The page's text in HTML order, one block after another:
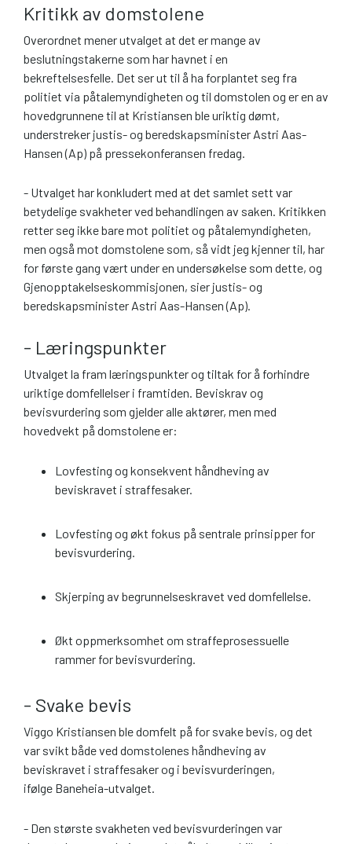
Kritikk av domstolene
Overordnet mener utvalget at det er mange av
beslutningstakerne som har havnet i en
bekreftelsesfelle. Det ser ut til å ha forplantet seg fra
politiet via påtalemyndigheten og til domstolen og er en av
hovedgrunnene til at Kristiansen ble uriktig dømt,
understreker justis- og beredskapsminister Astri Aas-
Hansen (Ap) på pressekonferansen fredag.
- Utvalget har konkludert med at det samlet sett var
betydelige svakheter ved behandlingen av saken. Kritikken
retter seg ikke bare mot politiet og påtalemyndigheten,
men også mot domstolene som, så vidt jeg kjenner til, har
for første gang vært under en undersøkelse som dette, og
Gjenopptakelseskommisjonen, sier justis- og
beredskapsminister Astri Aas-Hansen (Ap).
- Læringspunkter
Utvalget la fram læringspunkter og tiltak for å forhindre
uriktige domfellelser i framtiden. Beviskrav og
bevisvurdering som gjelder alle aktører, men med
hovedvekt på domstolene er:
Lovfesting og konsekvent håndheving av
beviskravet i straffesaker.
Lovfesting og økt fokus på sentrale prinsipper for
bevisvurdering.
Skjerping av begrunnelseskravet ved domfellelse.
Økt oppmerksomhet om straffeprosessuelle
rammer for bevisvurdering.
- Svake bevis
Viggo Kristiansen ble domfelt på for svake bevis, og det
var svikt både ved domstolenes håndheving av
beviskravet i straffesaker og i bevisvurderingen,
ifølge Baneheia-utvalget.
- Den største svakheten ved bevisvurderingen var